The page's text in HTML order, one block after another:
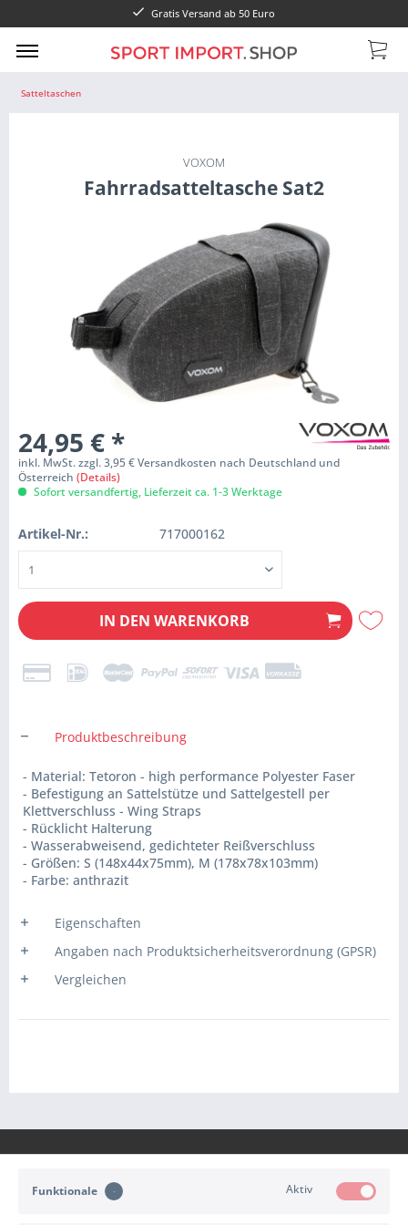
Gratis Versand ab 50 Euro
Satteltaschen
VOXOM
Fahrradsatteltasche Sat2
24,95 € *
inkl. MwSt. zzgl. 3,95 € Versandkosten nach Deutschland und
Österreich (Details)
Sofort versandfertig, Lieferzeit ca. 1-3 Werktage
Artikel-Nr.: 717000162
IN DEN WARENKORB
Produktbeschreibung
- Material: Tetoron - high performance Polyester Faser
- Befestigung an Sattelstütze und Sattelgestell per
Klettverschluss - Wing Straps
- Rücklicht Halterung
- Wasserabweisend, gedichteter Reißverschluss
- Größen: S (148x44x75mm), M (178x78x103mm)
- Farbe: anthrazit
Eigenschaften
Angaben nach Produktsicherheitsverordnung (GPSR)
Vergleichen
Funktionale Aktiv